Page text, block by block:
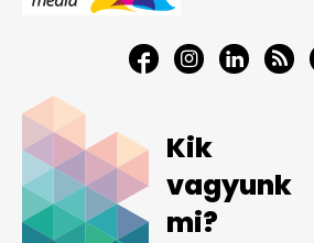
Kik
vagyunk
mi?